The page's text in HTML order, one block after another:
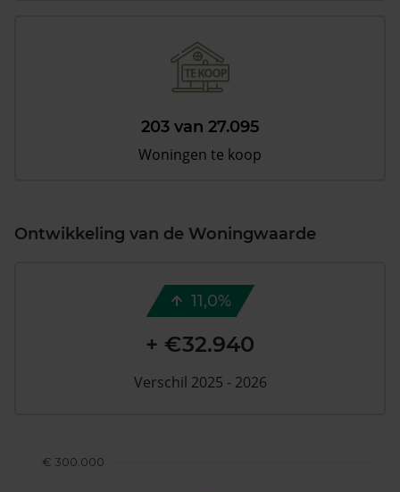
203 van 27.095
Woningen te koop
Ontwikkeling van de Woningwaarde
€ 300.000
11,0%
+ €32.940
Verschil 2025 - 2026